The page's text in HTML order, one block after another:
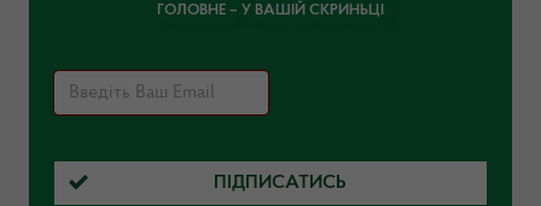
ГОЛОВНЕ – У ВАШІЙ СКРИНЬЦІ
ПІДПИСАТИСЬ